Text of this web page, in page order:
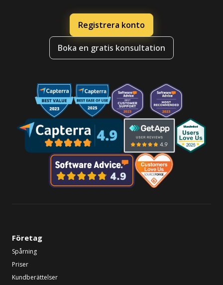
Registrera konto
Boka en gratis konsultation
Företag
Spårning
Priser
Kundberättelser